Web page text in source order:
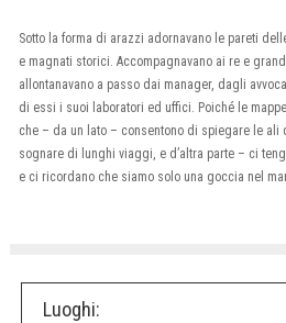
Sotto la forma di arazzi adornavano le pareti
e magnati storici. Accompagnavano ai re e
allontanavano a passo dai manager, dagli
di essi i suoi laboratori ed uffici. Poiché le
che – da un lato – consentono di spiegare le ali
sognare di lunghi viaggi, e d’altra parte – ci
e ci ricordano che siamo solo una goccia nel
Luoghi: